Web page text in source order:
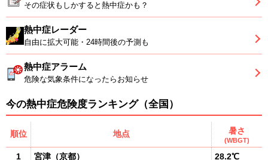
その症状もしかすると熱中症かも？
熱中症レーダー
自由に拡大可能・24時間後の予測も
熱中症アラーム
危険な気象条件になったらお知らせ
今の熱中症危険度ランキング（全国）
順位 地点 暑さ
(WBGT)
1 宮津 （京都） 28.2℃